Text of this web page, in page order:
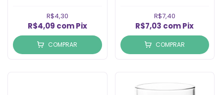
R$4,30
R$4,09 com Pix
COMPRAR
R$7,40
R$7,03 comPix
COMPRAR